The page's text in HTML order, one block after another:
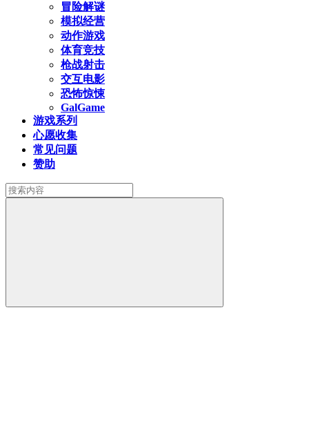
冒险解谜
模拟经营
动作游戏
体育竞技
枪战射击
交互电影
恐怖惊悚
GalGame
游戏系列
心愿收集
常见问题
赞助